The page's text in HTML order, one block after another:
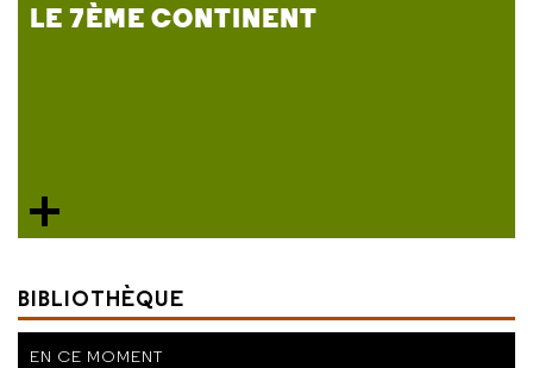
LE 7ÈME CONTINENT
BIBLIOTHÈQUE
EN CE MOMENT